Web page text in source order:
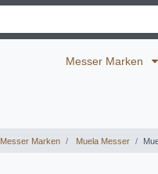
Messer Marken
Messer Marken Muela Messer